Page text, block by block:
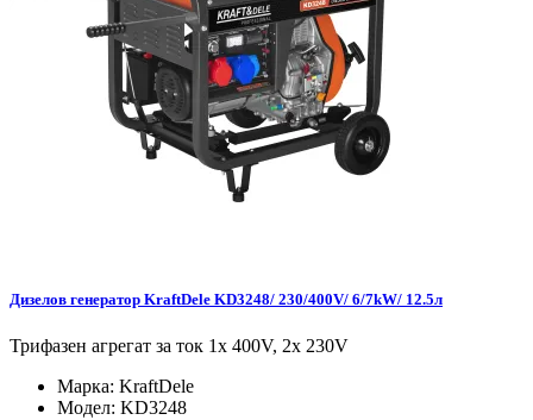
Дизелов генератор KraftDele KD3248/ 230/400V/ 6/7kW/ 12.5л
Трифазен агрегат за ток 1x 400V, 2x 230V
Марка: KraftDele
Модел: KD3248